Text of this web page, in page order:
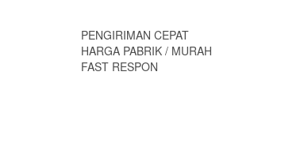
PENGIRIMAN CEPAT
HARGA PABRIK / MURAH
FAST RESPON